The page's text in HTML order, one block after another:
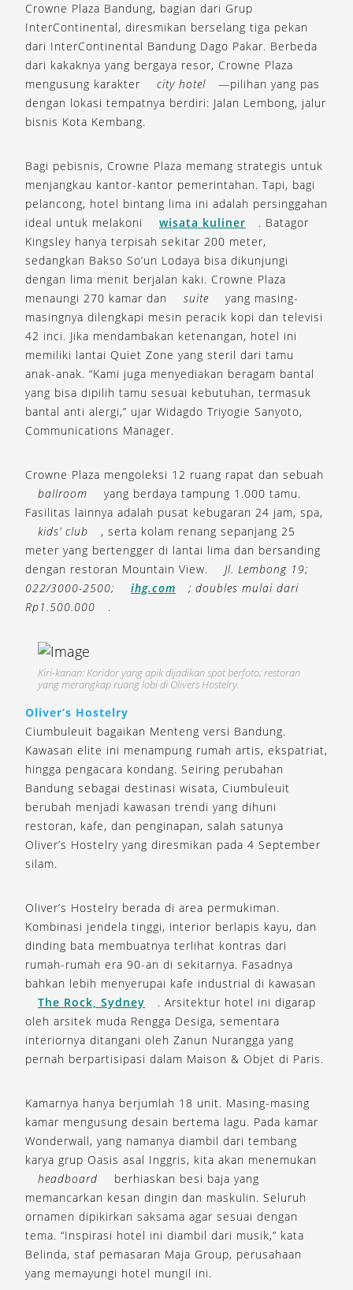
Crowne Plaza Bandung, bagian dari Grup
InterContinental, diresmikan berselang tiga pekan
dari InterContinental Bandung Dago Pakar. Berbeda
dari kakaknya yang bergaya resor, Crowne Plaza
mengusung karakter
city hotel
—pilihan yang pas
dengan lokasi tempatnya berdiri: Jalan Lembong, jalur
bisnis Kota Kembang.
Bagi pebisnis, Crowne Plaza memang strategis untuk
menjangkau kantor-kantor pemerintahan. Tapi, bagi
pelancong, hotel bintang lima ini adalah persinggahan
ideal untuk melakoni
wisata kuliner
. Batagor
Kingsley hanya terpisah sekitar 200 meter,
sedangkan Bakso So’un Lodaya bisa dikunjungi
dengan lima menit berjalan kaki. Crowne Plaza
menaungi 270 kamar dan
suite
yang masing-
masingnya dilengkapi mesin peracik kopi dan televisi
42 inci. Jika mendambakan ketenangan, hotel ini
memiliki lantai Quiet Zone yang steril dari tamu
anak-anak. “Kami juga menyediakan beragam bantal
yang bisa dipilih tamu sesuai kebutuhan, termasuk
bantal anti alergi,” ujar Widagdo Triyogie Sanyoto,
Communications Manager.
Crowne Plaza mengoleksi 12 ruang rapat dan sebuah
ballroom
yang berdaya tampung 1.000 tamu.
Fasilitas lainnya adalah pusat kebugaran 24 jam, spa,
kids’ club
, serta kolam renang sepanjang 25
meter yang bertengger di lantai lima dan bersanding
dengan restoran Mountain View.
Jl. Lembong 19;
022/3000-2500;
ihg.com
; doubles mulai dari
Rp1.500.000
.
Kiri-kanan: Koridor yang apik dijadikan spot berfoto; restoran
yang merangkap ruang lobi di Olivers Hostelry.
Oliver’s Hostelry
Ciumbuleuit bagaikan Menteng versi Bandung.
Kawasan elite ini menampung rumah artis, ekspatriat,
hingga pengacara kondang. Seiring perubahan
Bandung sebagai destinasi wisata, Ciumbuleuit
berubah menjadi kawasan trendi yang dihuni
restoran, kafe, dan penginapan, salah satunya
Oliver’s Hostelry yang diresmikan pada 4 September
silam.
Oliver’s Hostelry berada di area permukiman.
Kombinasi jendela tinggi, interior berlapis kayu, dan
dinding bata membuatnya terlihat kontras dari
rumah-rumah era 90-an di sekitarnya. Fasadnya
bahkan lebih menyerupai kafe industrial di kawasan
The Rock, Sydney
. Arsitektur hotel ini digarap
oleh arsitek muda Rengga Desiga, sementara
interiornya ditangani oleh Zanun Nurangga yang
pernah berpartisipasi dalam Maison & Objet di Paris.
Kamarnya hanya berjumlah 18 unit. Masing-masing
kamar mengusung desain bertema lagu. Pada kamar
Wonderwall, yang namanya diambil dari tembang
karya grup Oasis asal Inggris, kita akan menemukan
headboard
berhiaskan besi baja yang
memancarkan kesan dingin dan maskulin. Seluruh
ornamen dipikirkan saksama agar sesuai dengan
tema. “Inspirasi hotel ini diambil dari musik,” kata
Belinda, staf pemasaran Maja Group, perusahaan
yang memayungi hotel mungil ini.